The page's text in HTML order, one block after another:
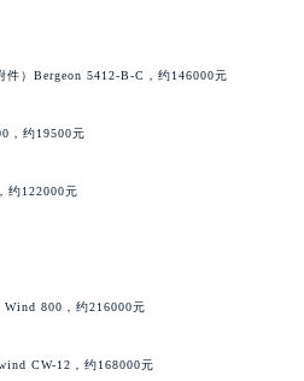
件）Bergeon 5412-B-C，约146000元
，约19500元
约122000元
Wind 800，约216000元
CW-12，约168000元